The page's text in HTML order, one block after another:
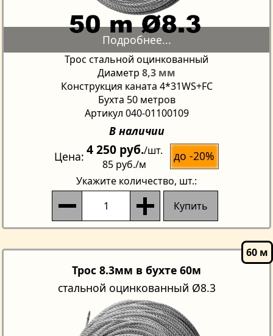
Трос стальной оцинкованный
Диаметр 8,3 мм
Конструкция каната 4*31WS+FC
Бухта 50 метров
Артикул 040-01100109
В наличии
Цена 4 250 руб./шт.
85 руб./м
до -20%
Укажите количество, шт.:
Купить
Трос 8.3мм в бухте 60м
стальной оцинкованный Ø8.3